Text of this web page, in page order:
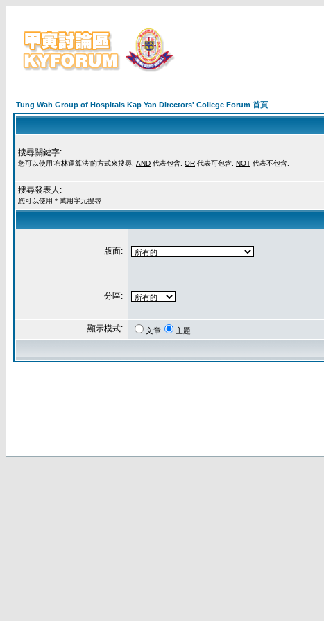
Tung Wah Group of Hospitals Kap Yan Directors' College Forum 首頁
搜尋關鍵字:
您可以使用'布林運算法'的方式來搜尋. AND 代表包含. OR 代表可包含. NOT 代表不包含.
搜尋發表人:
您可以使用 * 萬用字元搜尋
版面:
分區:
顯示模式: 文章 主題